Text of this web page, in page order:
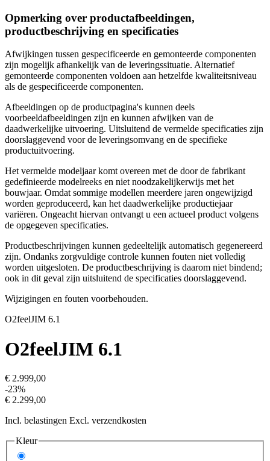
Opmerking over productafbeeldingen,
productbeschrijving en specificaties
Afwijkingen tussen gespecificeerde en gemonteerde componenten
zijn mogelijk afhankelijk van de leveringssituatie. Alternatief
gemonteerde componenten voldoen aan hetzelfde kwaliteitsniveau
als de gespecificeerde componenten.
Afbeeldingen op de productpagina's kunnen deels
voorbeeldafbeeldingen zijn en kunnen afwijken van de
daadwerkelijke uitvoering. Uitsluitend de vermelde specificaties zijn
doorslaggevend voor de leveringsomvang en de specifieke
productuitvoering.
Het vermelde modeljaar komt overeen met de door de fabrikant
gedefinieerde modelreeks en niet noodzakelijkerwijs met het
bouwjaar. Omdat sommige modellen meerdere jaren ongewijzigd
worden geproduceerd, kan het daadwerkelijke productiejaar
variëren. Ongeacht hiervan ontvangt u een actueel product volgens
de opgegeven specificaties.
Productbeschrijvingen kunnen gedeeltelijk automatisch gegenereerd
zijn. Ondanks zorgvuldige controle kunnen fouten niet volledig
worden uitgesloten. De productbeschrijving is daarom niet bindend;
ook in dit geval zijn uitsluitend de specificaties doorslaggevend.
Wijzigingen en fouten voorbehouden.
O2feelJIM 6.1
O2feelJIM 6.1
€ 2.999,00
-23%
€ 2.299,00
Incl. belastingen Excl. verzendkosten
Kleur